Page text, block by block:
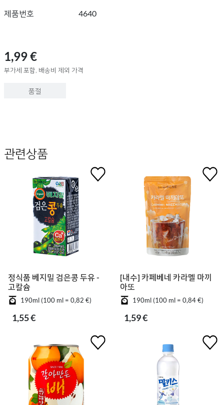
제품번호 4640
1,99 €
부가세 포함, 배송비 제외 가격
품절
관련상품
정식품 베지밀 검은콩 두유 -
고칼슘
190ml (100 ml = 0,82 €)
1,55 €
[내수] 카페베네 카라멜 마끼
아또
190ml (100 ml = 0,84 €)
1,59 €